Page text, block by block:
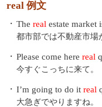
real 例文
・ The real estate market
都市部では不動産市場
・ Please come here real
今すぐこっちに来て。
・ I’m going to do it real
大急ぎでやりますね。